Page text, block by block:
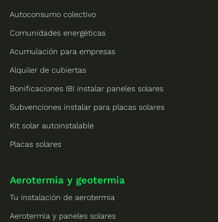
Autoconsumo colectivo
Comunidades energéticas
Acumulación para empresas
Alquiler de cubiertas
Bonificaciones IBI instalar paneles solares
Subvenciones instalar para placas solares
Kit solar autoinstalable
Placas solares
Aerotermia y geotermia
Tu instalación de aerotermia
Aerotermia y paneles solares